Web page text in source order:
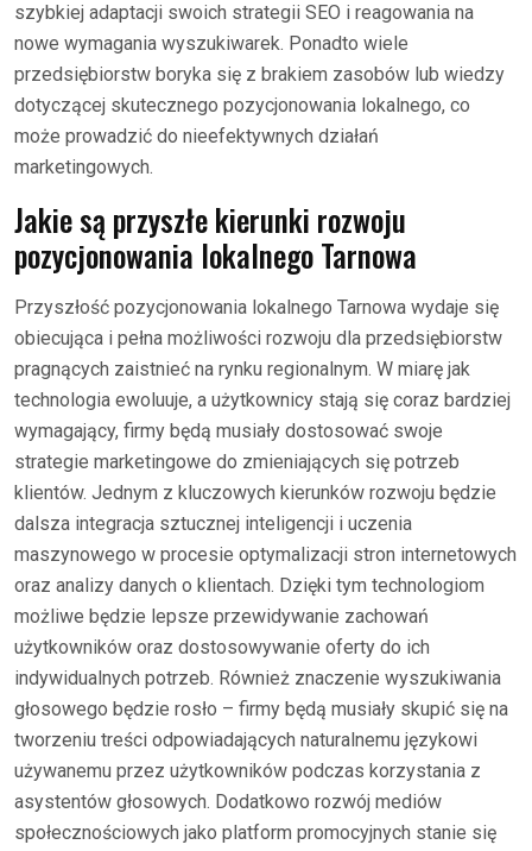
szybkiej adaptacji swoich strategii SEO i reagowania na
nowe wymagania wyszukiwarek. Ponadto wiele
przedsiębiorstw boryka się z brakiem zasobów lub wiedzy
dotyczącej skutecznego pozycjonowania lokalnego, co
może prowadzić do nieefektywnych działań
marketingowych.
Jakie są przyszłe kierunki rozwoju
pozycjonowania lokalnego Tarnowa
Przyszłość pozycjonowania lokalnego Tarnowa wydaje się
obiecująca i pełna możliwości rozwoju dla przedsiębiorstw
pragnących zaistnieć na rynku regionalnym. W miarę jak
technologia ewoluuje, a użytkownicy stają się coraz bardziej
wymagający, firmy będą musiały dostosować swoje
strategie marketingowe do zmieniających się potrzeb
klientów. Jednym z kluczowych kierunków rozwoju będzie
dalsza integracja sztucznej inteligencji i uczenia
maszynowego w procesie optymalizacji stron internetowych
oraz analizy danych o klientach. Dzięki tym technologiom
możliwe będzie lepsze przewidywanie zachowań
użytkowników oraz dostosowywanie oferty do ich
indywidualnych potrzeb. Również znaczenie wyszukiwania
głosowego będzie rosło – firmy będą musiały skupić się na
tworzeniu treści odpowiadających naturalnemu językowi
używanemu przez użytkowników podczas korzystania z
asystentów głosowych. Dodatkowo rozwój mediów
społecznościowych jako platform promocyjnych stanie się